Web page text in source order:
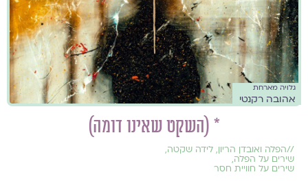
גלויה מארחת
אהובה רקנטי
* (השקט שאינו דומה)
//הפלה ואובדן הריון, לידה שקטה,
שירים על הפלה,
שירים על חוויית חסר